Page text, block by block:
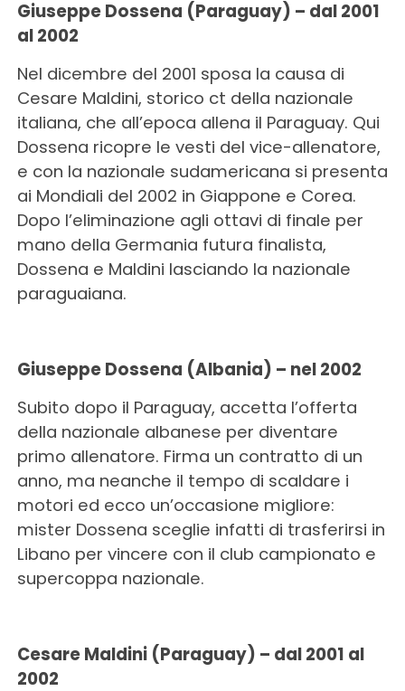
Giuseppe Dossena (Paraguay) – dal 2001
al 2002
Nel dicembre del 2001 sposa la causa di
Cesare Maldini, storico ct della nazionale
italiana, che all’epoca allena il Paraguay. Qui
Dossena ricopre le vesti del vice-allenatore,
e con la nazionale sudamericana si presenta
ai Mondiali del 2002 in Giappone e Corea.
Dopo l’eliminazione agli ottavi di finale per
mano della Germania futura finalista,
Dossena e Maldini lasciando la nazionale
paraguaiana.
Giuseppe Dossena (Albania) – nel 2002
Subito dopo il Paraguay, accetta l’offerta
della nazionale albanese per diventare
primo allenatore. Firma un contratto di un
anno, ma neanche il tempo di scaldare i
motori ed ecco un’occasione migliore:
mister Dossena sceglie infatti di trasferirsi in
Libano per vincere con il club campionato e
supercoppa nazionale.
Cesare Maldini (Paraguay) – dal 2001 al
2002